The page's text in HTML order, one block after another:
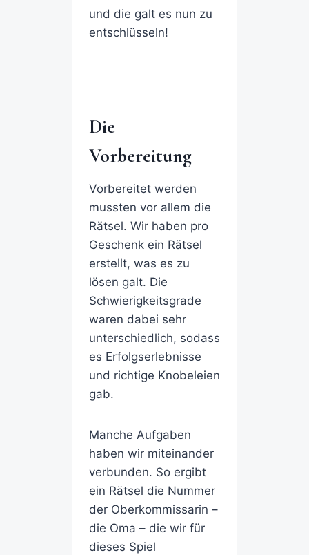
und die galt es nun zu
entschlüsseln!
Die
Vorbereitung
Vorbereitet werden
mussten vor allem die
Rätsel. Wir haben pro
Geschenk ein Rätsel
erstellt, was es zu
lösen galt. Die
Schwierigkeitsgrade
waren dabei sehr
unterschiedlich, sodass
es Erfolgserlebnisse
und richtige Knobeleien
gab.
Manche Aufgaben
haben wir miteinander
verbunden. So ergibt
ein Rätsel die Nummer
der Oberkommissarin –
die Oma – die wir für
dieses Spiel